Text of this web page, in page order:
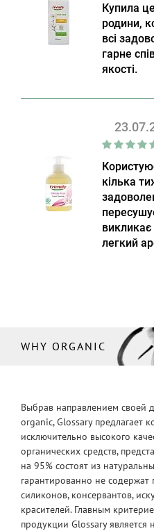
Купила
родини,
всі
гарне
якості.
кілька
легкий
WHY ORGANIC
Выбрав направлением своей
organic, Glossary предлагает
исключительно высокого
органических средств,
на 95% состоят из
гарантированно не
силиконов, консервантов,
красителей. Главным
продукции Glossary